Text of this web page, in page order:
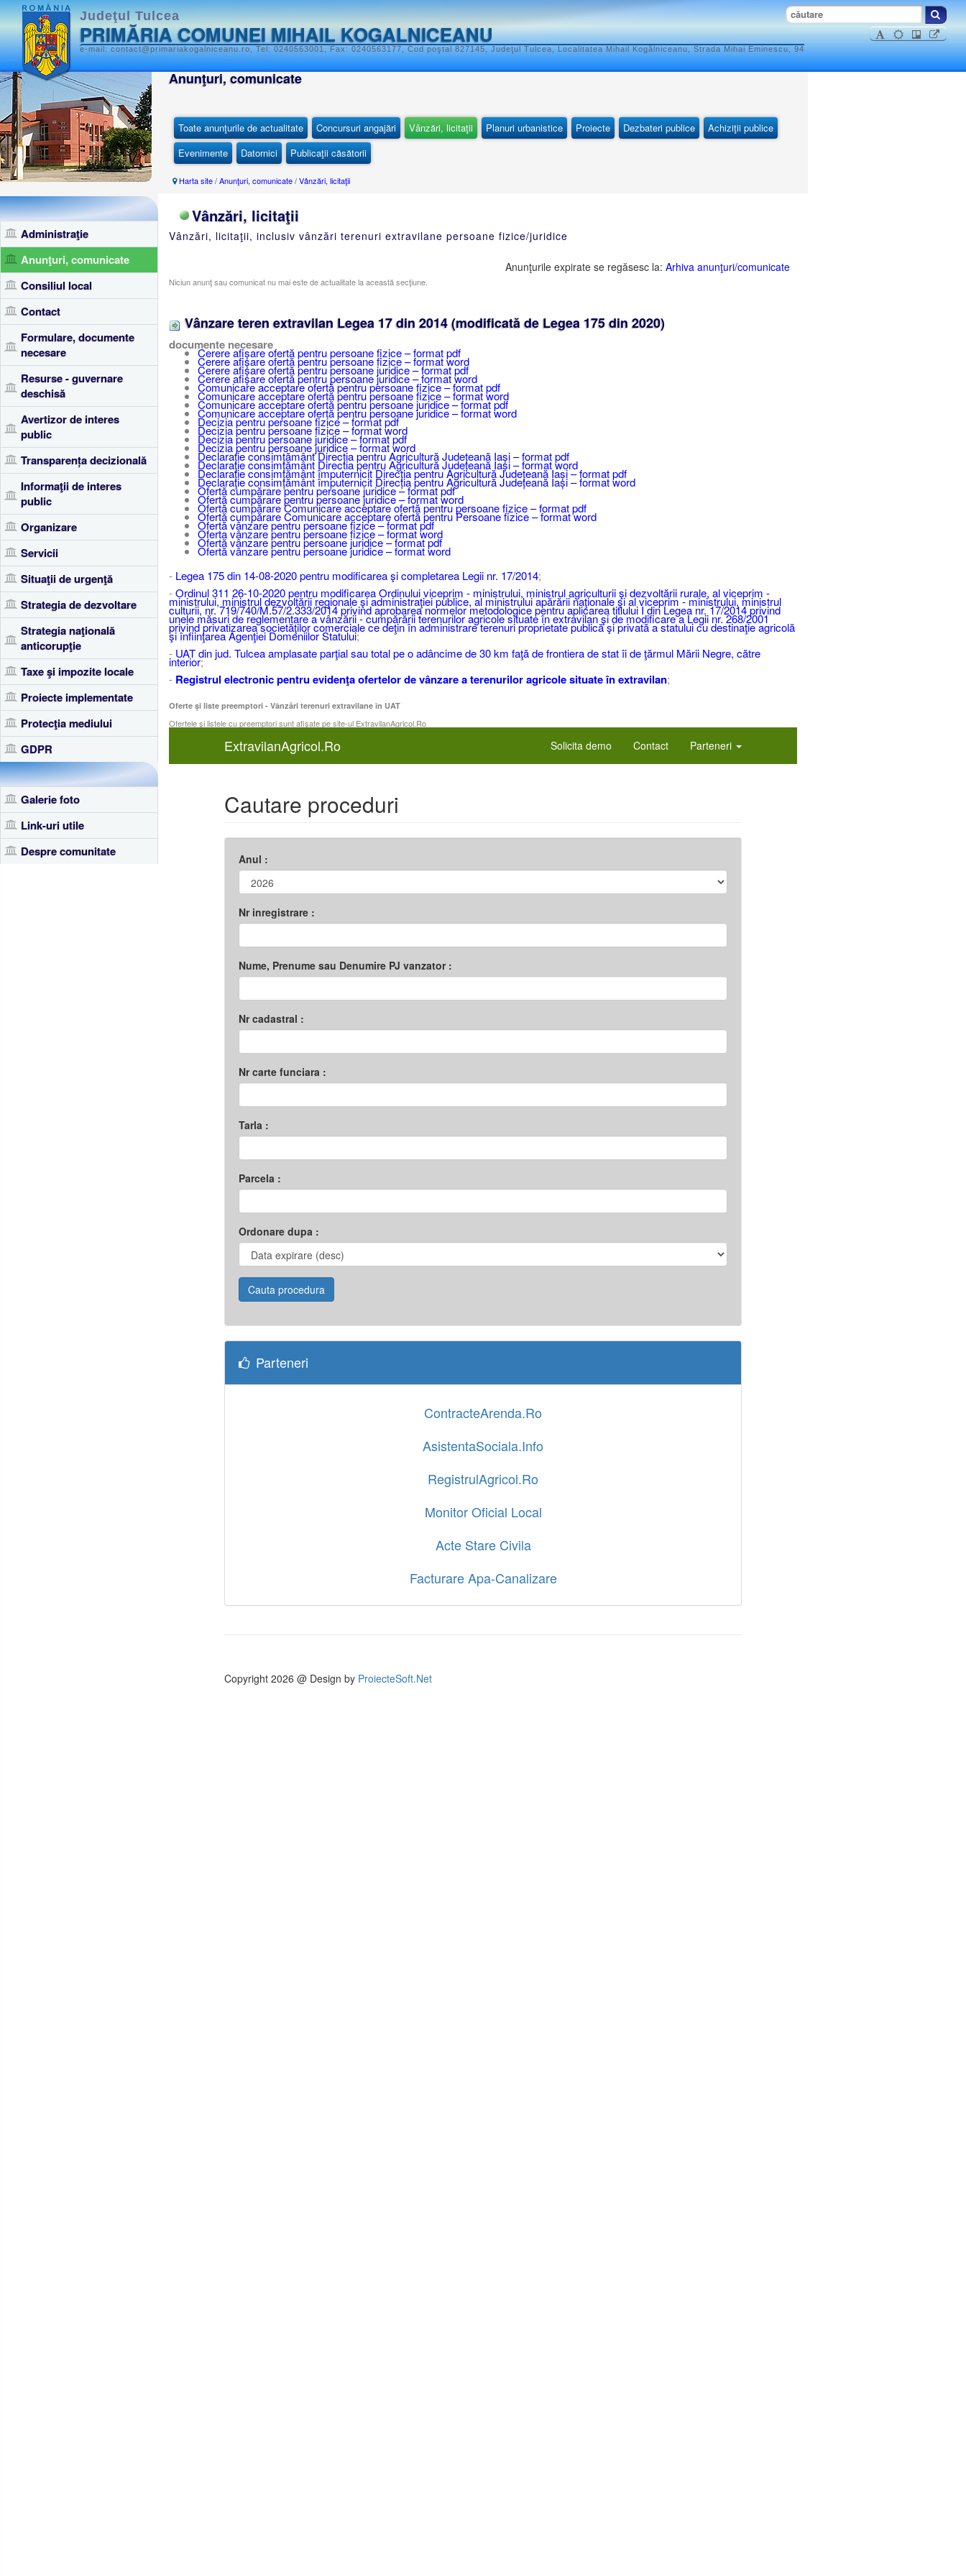
Judeţul Tulcea
PRIMĂRIA COMUNEI MIHAIL KOGALNICEANU
e-mail: contact@primariakogalniceanu.ro, Tel: 0240563001, Fax: 0240563177, Cod poştal 827145, Judeţul Tulcea, Localitatea Mihail Kogălniceanu, Strada Mihai Eminescu, 94
Administraţie
Anunţuri, comunicate
Consiliul local
Contact
Formulare, documente
necesare
Resurse - guvernare
deschisă
Avertizor de interes
public
Transparența decizională
Informaţii de interes
public
Organizare
Servicii
Situaţii de urgenţă
Strategia de dezvoltare
Strategia naţională
anticorupţie
Taxe şi impozite locale
Proiecte implementate
Protecţia mediului
GDPR
Galerie foto
Link-uri utile
Despre comunitate
Anunţuri, comunicate
Toate anunţurile de actualitate Concursuri angajări Vânzări, licitaţii Planuri urbanistice Proiecte Dezbateri publice
Achiziţii publice
Evenimente
Datornici Publicaţii căsătorii
Harta site/Anunţuri, comunicate/Vânzări, licitaţii
Vânzări, licitaţii
Vânzări, licitaţii, inclusiv vânzări terenuri extravilane persoane fizice/juridice
Anunţurile expirate se regăsesc la: Arhiva anunţuri/comunicate
Niciun anunţ sau comunicat nu mai este de actualitate la această secţiune.
Vânzare teren extravilan Legea 17 din 2014 (modificată de Legea 175 din 2020)
documente necesare
Cerere afișare ofertă pentru persoane fizice – format pdf
Cerere afișare ofertă pentru persoane fizice – format word
Cerere afișare ofertă pentru persoane juridice – format pdf
Cerere afișare ofertă pentru persoane juridice – format word
Comunicare acceptare ofertă pentru persoane fizice – format pdf
Comunicare acceptare ofertă pentru persoane fizice – format word
Comunicare acceptare ofertă pentru persoane juridice – format pdf
Comunicare acceptare ofertă pentru persoane juridice – format word
Decizia pentru persoane fizice – format pdf
Decizia pentru persoane fizice – format word
Decizia pentru persoane juridice – format pdf
Decizia pentru persoane juridice – format word
Declarație consimțământ Direcția pentru Agricultură Județeană Iași – format pdf
Declaraţie consimțământ Directia pentru Agricultură Județeană Iași – format word
Declarație consimțământ împuternicit Direcția pentru Agricultură Județeană Iași – format pdf
Declaraţie consimțământ împuternicit Direcția pentru Agricultură Județeană Iași – format word
Ofertă cumpărare pentru persoane juridice – format pdf
Ofertă cumpărare pentru persoane juridice – format word
Ofertă cumpărare Comunicare acceptare ofertă pentru persoane fizice – format pdf
Ofertă cumpărare Comunicare acceptare ofertă pentru Persoane fizice – format word
Ofertă vânzare pentru persoane fizice – format pdf
Oferta vânzare pentru persoane fizice – format word
Ofertă vânzare pentru persoane juridice – format pdf
Ofertă vânzare pentru persoane juridice – format word
- Legea 175 din 14-08-2020 pentru modificarea şi completarea Legii nr. 17/2014;
-Ordinul 311 26-10-2020 pentru modificarea Ordinului viceprim - ministrului, ministrul agriculturii şi dezvoltării rurale, al viceprim -
ministrului, ministrul dezvoltării regionale şi administraţiei publice, al ministrului apărării naţionale şi al viceprim - ministrului, ministrul
culturii, nr. 719/740/M.57/2.333/2014 privind aprobarea normelor metodologice pentru aplicarea titlului I din Legea nr. 17/2014 privind
unele măsuri de reglementare a vânzării - cumpărării terenurilor agricole situate în extravilan şi de modificare a Legii nr. 268/2001
privind privatizarea societăţilor comerciale ce deţin în administrare terenuri proprietate publică şi privată a statului cu destinaţie agricolă
şi înfiinţarea Agenţiei Domeniilor Statului;
- UAT din jud. Tulcea amplasate parţial sau total pe o adâncime de 30 km faţă de frontiera de stat îi de ţărmul Mării Negre, către
interior;
- Registrul electronic pentru evidenţa ofertelor de vânzare a terenurilor agricole situate în extravilan;
Oferte şi liste preemptori - Vânzări terenuri extravilane în UAT
Ofertele şi listele cu preemptori sunt afişate pe site-ul ExtravilanAgricol.Ro